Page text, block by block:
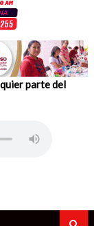
parte del